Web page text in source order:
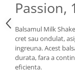
Passion,
Balsamul Milk
cret sau ondulat,
ingreuna. Acest
durata, fara a
eficienta.